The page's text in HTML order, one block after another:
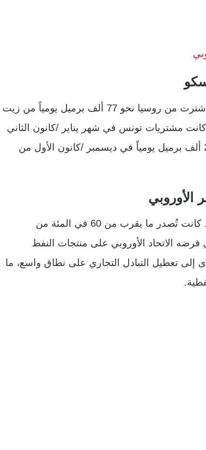
بيانات شركة كبلر للتحليلات، أفادت أن تونس اشترت من روسيا نحو 77 ألف برميل يومياً من زيت
مشتريات تونس في شهر يناير /كانون الثاني
20 ألف برميل يومياً. في يناير كانون الثاني و25 ألف برميل يومياً في ديسمبر /كانون الأول من
الأوروبي
روسيا كانت أكبر مصدري الديزل إلى أوروبا، إذ كانت تُصدر ما يقرب من 60 في المئة من
فرضه الاتحاد الأوروبي على منتجات النفط
الماضي، أدى إلى تعطيل التبادل التجاري على نطاق واسع، ما